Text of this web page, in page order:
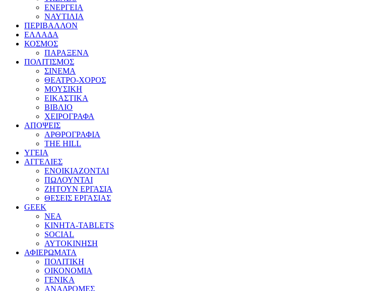
ΕΝΕΡΓΕΙΑ
ΝΑΥΤΙΛΙΑ
ΠΕΡΙΒΑΛΛΟΝ
ΕΛΛΑΔΑ
ΚΟΣΜΟΣ
ΠΑΡΑΞΕΝΑ
ΠΟΛΙΤΙΣΜΟΣ
ΣΙΝΕΜΑ
ΘΕΑΤΡΟ-ΧΟΡΟΣ
ΜΟΥΣΙΚΗ
ΕΙΚΑΣΤΙΚΑ
ΒΙΒΛΙΟ
ΧΕΙΡΟΓΡΑΦΑ
ΑΠΟΨΕΙΣ
ΑΡΘΡΟΓΡΑΦΙΑ
THE HILL
ΥΓΕΙΑ
ΑΓΓΕΛΙΕΣ
ΕΝΟΙΚΙΑΖΟΝΤΑΙ
ΠΩΛΟΥΝΤΑΙ
ΖΗΤΟΥΝ ΕΡΓΑΣΙΑ
ΘΕΣΕΙΣ ΕΡΓΑΣΙΑΣ
GEEK
ΝΕΑ
ΚΙΝΗΤΑ-TABLETS
SOCIAL
ΑΥΤΟΚΙΝΗΣΗ
ΑΦΙΕΡΩΜΑΤΑ
ΠΟΛΙΤΙΚΗ
ΟΙΚΟΝΟΜΙΑ
ΓΕΝΙΚΑ
ΑΝΑΔΡΟΜΕΣ